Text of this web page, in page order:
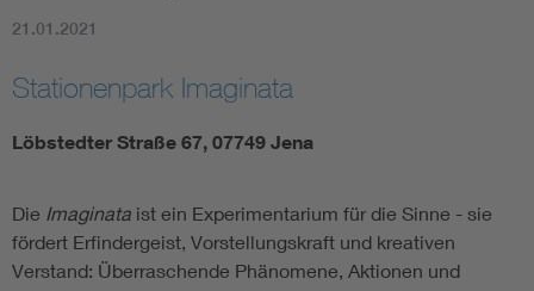
21.01.2021
Stationenpark Imaginata
Löbstedter Straße 67, 07749 Jena
Die Imaginata ist ein Experimentarium für die Sinne - sie
fördert Erfindergeist, Vorstellungskraft und kreativen
Verstand: Überraschende Phänomene, Aktionen und